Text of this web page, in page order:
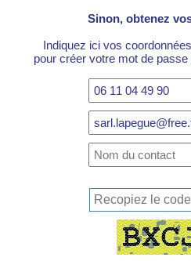
Sinon, obtenez
Indiquez ici vos
pour créer votre mot de